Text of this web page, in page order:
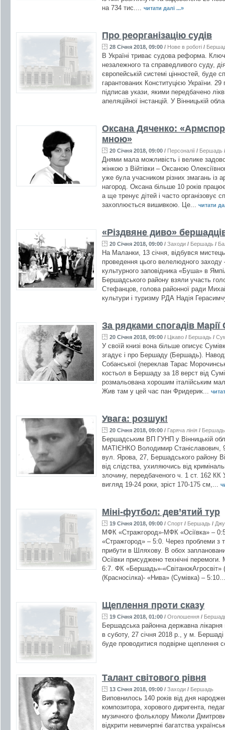
на 734 тис.... читати далі ...»
Про реорганізацію судів
28 Січня 2018, 09:00 / Нове в роботі /
В Україні триває судова реформа.
незалежного та справедливого суду,
європейській системі цінностей, буде
гарантованих Конституцією України.
підписав укази, якими передбачено
апеляційної інстанцій. У Вінницькій
Оксана Дяченко:
мною»
20 Січня 2018, 09:00 / Персоналії / Бершадь
Днями мала можливість і велике
жінкою з Війтівки – Оксаною
уже була учасником різних змагань із
нагород. Оксана більше 10 років
а ще тренує дітей і часто організовує
захоплюється вишивкою. Це... читати
«Різдвяне диво»
20 Січня 2018, 09:00 / Заходи / Бершадь /
На Маланки, 13 січня, відбувся
проведення цього велелюдного заходу
культурного заповідника «Буша» в
Бершадського району взяли участь
Стефанцов, голова районної ради
культури і туризму РДА Надія
За рядками спогадів Марії
20 Січня 2018, 09:00 / Цікаво / Бершадь /
У своїй книзі вона більше описує
згадує і про Бершаду (Бершадь).
Собанської (переклав Тарас
костьол в Бершаду за 18 верст від
розмальована хорошим італійським
Жив там у цей час пан Фридерик...
Увага: розшук!
20 Січня 2018, 09:00 / Гаряча лінія / Бершадь
Бершадським ВП ГУНП у Вінницькій
МАТІЄНКО Володимир Станіславович,
вул. Ярова, 27, Бершадського району
від слідства, ухиляючись від
злочину, передбаченого ч. 1 ст. 162 КК
вигляд 19-24 роки, зріст 170-175 см,...
Міні-футбол: дев’ятий тур
19 Січня 2018, 09:00 / Спорт / Бершадь /
МФК «Стражгород»-МФК «Осіївка» –
«Стражгород» – 5:0. Через проблеми з
прибути в Шляхову. В обох
Осіївки присуджено технічні
6:7. ФК «Бершадь»-
(Красносілка)- «Нива» (Сумівка) –
Щеплення проти сказу
19 Січня 2018, 01:00 / Оголошення /
Бершадська районна державна
в суботу, 27 січня 2018 р., у м.
буде проводитися подвірне щеплення
Талант світового рівня
13 Січня 2018, 09:00 / Заходи / Бершадь
Виповнилось 140 років від дня
композитора, хорового диригента,
музичного фольклору Миколи
відкрити невичерпні багатства